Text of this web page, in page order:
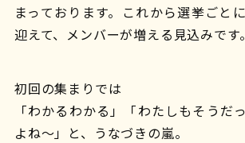
まっております。これから選挙ごと
迎えて、メンバーが増える見込みです。
初回の集まりでは
「わかるわかる」「わたしもそうだ
よね〜」と、うなづきの嵐。